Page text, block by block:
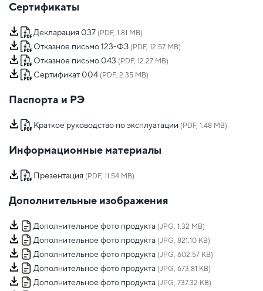
Сертификаты
Декларация 037 (PDF, 1.81 MB)
Отказное письмо 123-ФЗ (PDF, 12.57 MB)
Отказное письмо 043 (PDF, 12.27 MB)
Сертификат 004 (PDF, 2.35 MB)
Паспорта и РЭ
Краткое руководство по эксплуатации (PDF, 1.48 MB)
Информационные материалы
Презентация (PDF, 11.54 MB)
Дополнительные изображения
Дополнительное фото продукта (JPG, 1.32 MB)
Дополнительное фото продукта (JPG, 821.10 KB)
Дополнительное фото продукта (JPG, 602.57 KB)
Дополнительное фото продукта (JPG, 673.81 KB)
Дополнительное фото продукта (JPG, 737.32 KB)